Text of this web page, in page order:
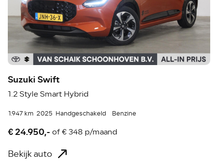
Suzuki Swift
1.2 Style Smart Hybrid
1.947 km 2025 Handgeschakeld Benzine
€ 24.950,- of€ 348 p/maand
Bekijk auto